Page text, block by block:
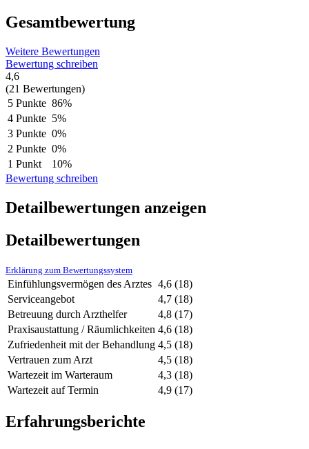
Gesamtbewertung
Weitere Bewertungen
Bewertung schreiben
4,6
(21 Bewertungen)
5 Punkte 86%
4 Punkte 5%
3 Punkte 0%
2 Punkte 0%
1 Punkt
10%
Bewertung schreiben
Detailbewertungen anzeigen
Detailbewertungen
Erklärung zum Bewertungssystem
Einfühlungsvermögen des Arztes 4,6 (18)
Serviceangebot
4,7 (18)
Betreuung durch Arzthelfer
4,8 (17)
Praxisaustattung / Räumlichkeiten 4,6 (18)
Zufriedenheit mit der Behandlung 4,5 (18)
Vertrauen zum Arzt
4,5 (18)
Wartezeit im Warteraum
4,3 (18)
Wartezeit auf Termin
4,9 (17)
Erfahrungsberichte